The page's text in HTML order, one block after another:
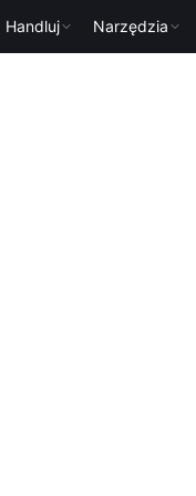
Handluj Narzędzia